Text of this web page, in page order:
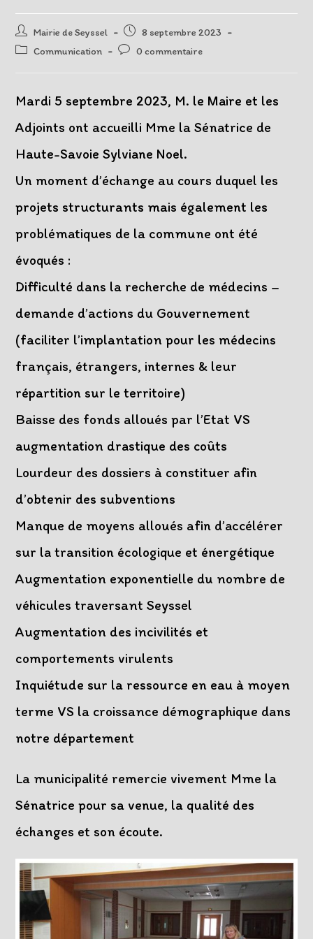
Auteur/autrice
de
Mairie de Seyssel
Post
published:
8 septembre 2023
PostCommunication
Post0 commentaire
Mardi 5 septembre 2023, M. le Maire et les
Adjoints ont accueilli Mme la Sénatrice de
Haute-Savoie Sylviane Noel.
Un moment d’échange au cours duquel les
projets structurants mais également les
problématiques de la commune ont été
évoqués :
Difficulté dans la recherche de médecins –
demande d’actions du Gouvernement
(faciliter l’implantation pour les médecins
français, étrangers, internes & leur
répartition sur le territoire)
Baisse des fonds alloués par l’Etat VS
augmentation drastique des coûts
Lourdeur des dossiers à constituer afin
d’obtenir des subventions
Manque de moyens alloués afin d’accélérer
sur la transition écologique et énergétique
Augmentation exponentielle du nombre de
véhicules traversant Seyssel
Augmentation des incivilités et
comportements virulents
Inquiétude sur la ressource en eau à moyen
terme VS la croissance démographique dans
notre département
La municipalité remercie vivement Mme la
Sénatrice pour sa venue, la qualité des
échanges et son écoute.